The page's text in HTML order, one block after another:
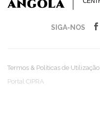
SIGA-NOS
Termos & Políticas de Utilização
Portal CIPRA